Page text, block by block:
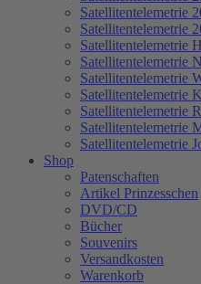
Satellitentelemetrie
Satellitentelemetrie
Satellitentelemetrie
Satellitentelemetrie
Satellitentelemetrie
Satellitentelemetrie
Satellitentelemetrie
Satellitentelemetrie
Satellitentelemetrie
Shop
Patenschaften
Artikel Prinzesschen
DVD/CD
Bücher
Souvenirs
Versandkosten
Warenkorb